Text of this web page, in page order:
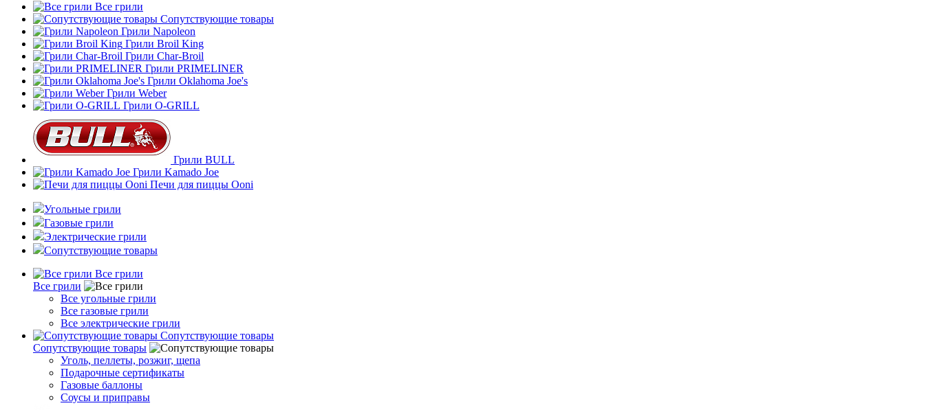
Все грили
Сопутствующие товары
Грили Napoleon
Грили Broil King
Грили Char-Broil
Грили PRIMELINER
Грили Oklahoma Joe's
Грили Weber
Грили O-GRILL
Грили BULL
Грили Kamado Joe
Печи для пиццы Ooni
Угольные грили
Газовые грили
Электрические грили
Сопутствующие товары
Все грили
Все грили
Все угольные грили
Все газовые грили
Все электрические грили
Сопутствующие товары
Сопутствующие товары
Уголь, пеллеты, розжиг, щепа
Подарочные сертификаты
Газовые баллоны
Соусы и приправы